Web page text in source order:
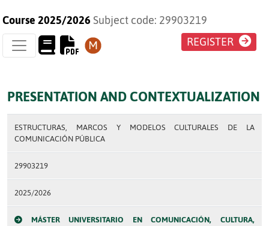
Course 2025/2026 Subject code: 29903219
REGISTER
PRESENTATION AND CONTEXTUALIZATION
ESTRUCTURAS, MARCOS Y MODELOS CULTURALES DE LA
COMUNICACIÓN PÚBLICA
29903219
2025/2026
MÁSTER UNIVERSITARIO EN COMUNICACIÓN, CULTURA,